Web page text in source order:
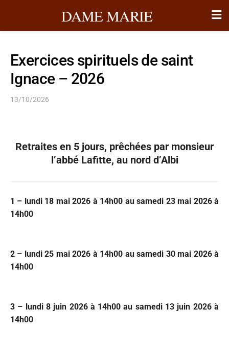
DAME MARIE
Exercices spirituels de saint
Ignace – 2026
13/10/2026
Retraites en 5 jours, prêchées par monsieur
l’abbé Lafitte, au nord d’Albi
1 – lundi 18 mai 2026 à 14h00 au samedi 23 mai 2026 à
14h00
2 – lundi 25 mai 2026 à 14h00 au samedi 30 mai 2026 à
14h00
3 – lundi 8 juin 2026 à 14h00 au samedi 13 juin 2026 à
14h00